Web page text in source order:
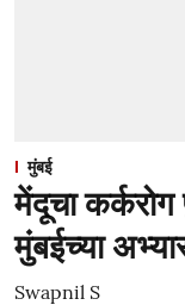
मुंबई
मेंदूचा
मुंबईच्या
Swapnil S